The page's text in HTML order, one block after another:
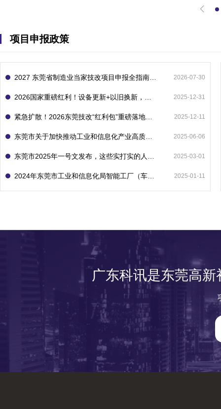
项目申报政策
2026-07-30
2025-12-31
2025-12-11
2025-06-06
2025-03-01
2025-01-11
广东科讯是东莞高